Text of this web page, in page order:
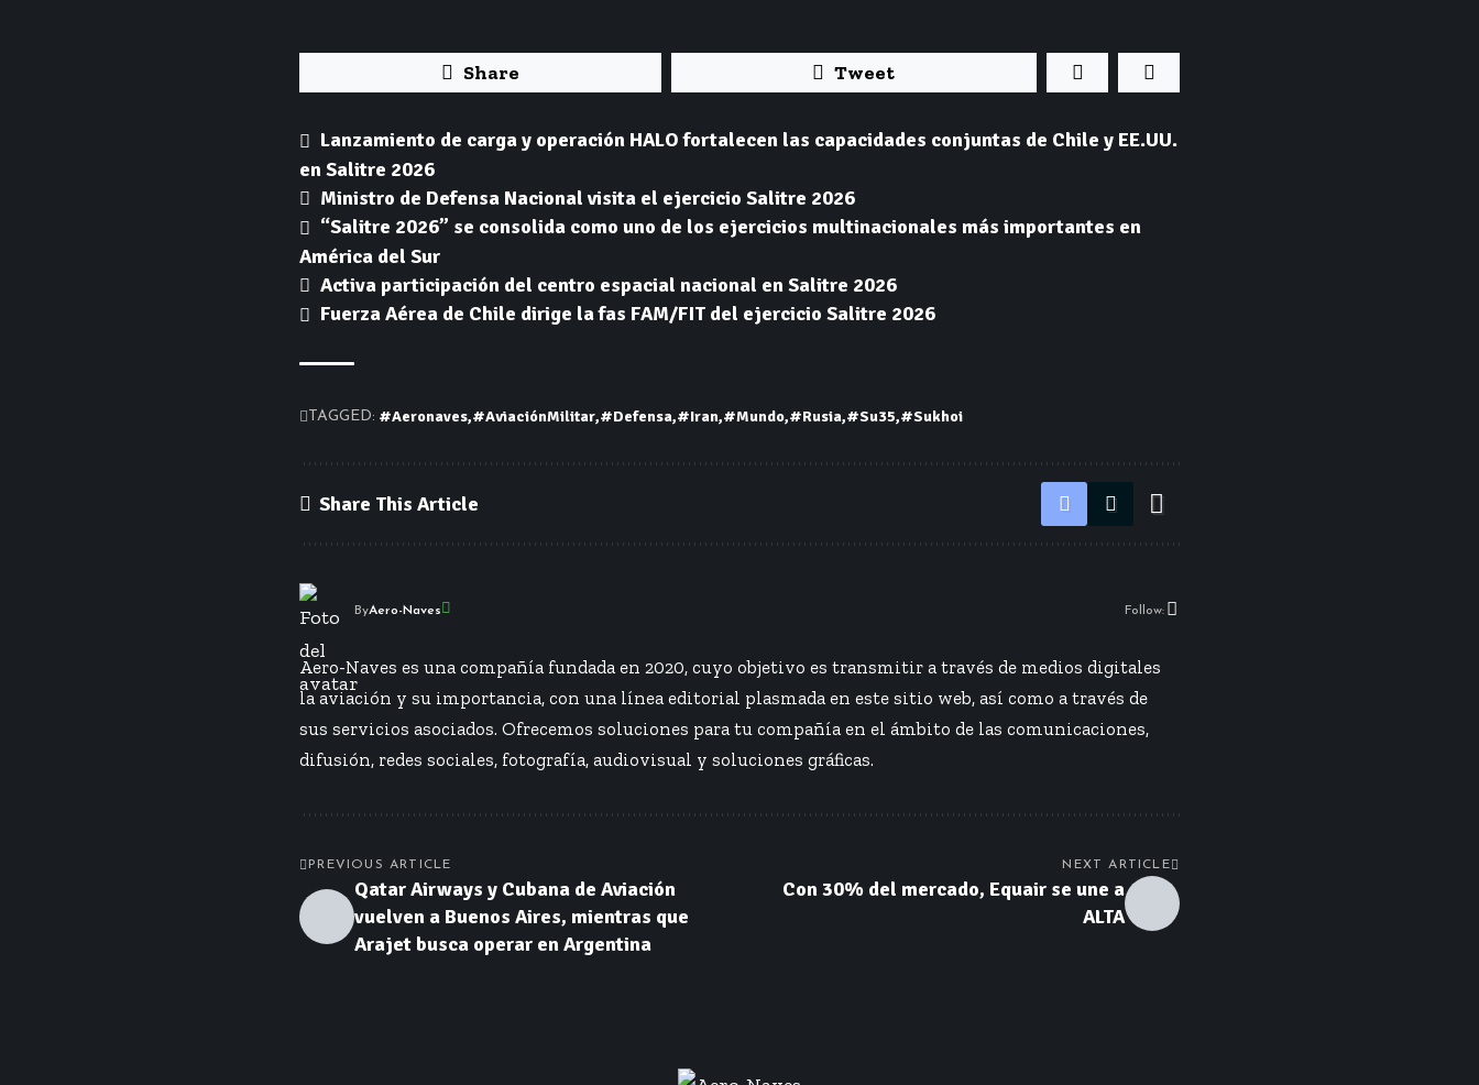
Share Tweet
Lanzamiento de carga y operación HALO fortalecen las capacidades conjuntas de Chile y EE.UU.
en Salitre 2026
Ministro de Defensa Nacional visita el ejercicio Salitre 2026
“Salitre 2026” se consolida como uno de los ejercicios multinacionales más importantes en
América del Sur
Activa participación del centro espacial nacional en Salitre 2026
Fuerza Aérea de Chile dirige la fas FAM/FIT del ejercicio Salitre 2026
TAGGED: #Aeronaves #AviaciónMilitar #Defensa #Iran #Mundo #Rusia #Su35 #Sukhoi
Share This Article
ByAero-Naves Follow:
Aero-Naves es una compañía fundada en 2020, cuyo objetivo es transmitir a través de medios digitales
la aviación y su importancia, con una línea editorial plasmada en este sitio web, así como a través de
sus servicios asociados. Ofrecemos soluciones para tu compañía en el ámbito de las comunicaciones,
difusión, redes sociales, fotografía, audiovisual y soluciones gráficas.
PREVIOUS ARTICLE
Qatar Airways y Cubana de Aviación
vuelven a Buenos Aires, mientras que
Arajet busca operar en Argentina
NEXT ARTICLE
Con 30% del mercado, Equair se une a
ALTA